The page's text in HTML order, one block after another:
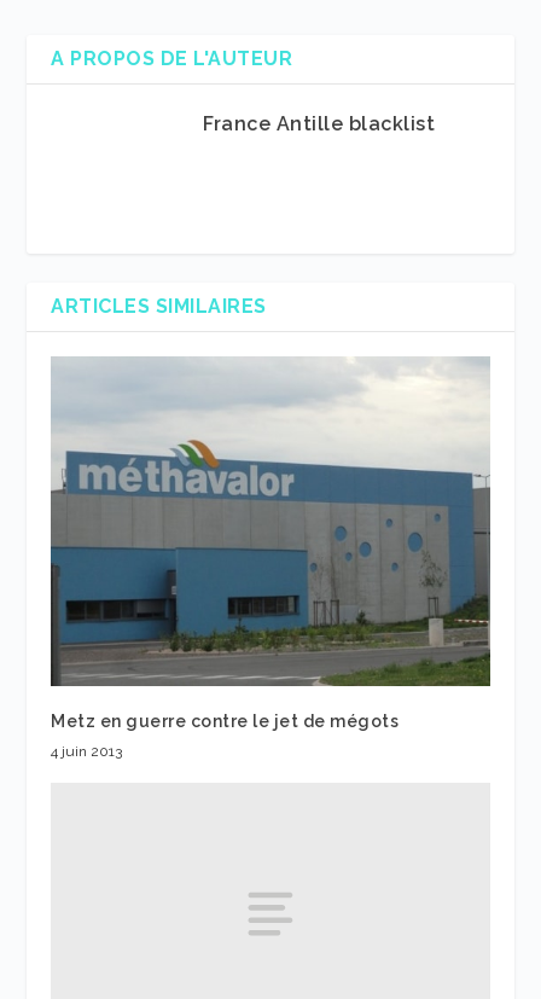
A PROPOS DE L'AUTEUR
France Antille blacklist
ARTICLES SIMILAIRES
Metz en guerre contre le jet de mégots
4 juin 2013